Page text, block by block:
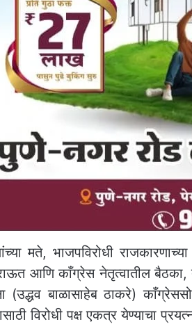
मते, भाजपविरोधी
आणि काँग्रेस नेतृत्वातील बैठका,
(उद्धव बाळासाहेब ठाकरे)
विरोधी पक्ष एकत्र येण्याचा